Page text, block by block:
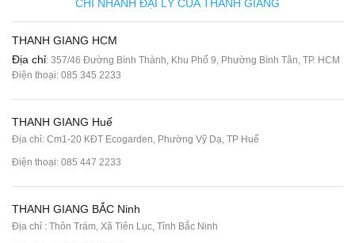
CHI NHÁNH ĐẠI LÝ CỦA THANH GIANG
THANH GIANG HCM
Địa chỉ: 357/46 Đường Bình Thành, Khu Phố 9, Phường Bình Tân, TP. HCM
Điện thoại: 085 345 2233
THANH GIANG Huế
Địa chỉ: Cm1-20 KĐT Ecogarden, Phường Vỹ Dạ, TP Huế
Điện thoại: 085 447 2233
THANH GIANG BẮC Ninh
Địa chỉ : Thôn Trám, Xã Tiên Lục, Tỉnh Bắc Ninh